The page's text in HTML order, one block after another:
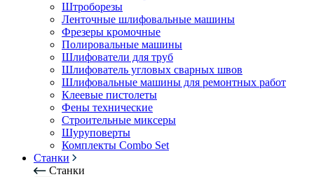
Штроборезы
Ленточные шлифовальные машины
Фрезеры кромочные
Полировальные машины
Шлифователи для труб
Шлифователь угловых сварных швов
Шлифовальные машины для ремонтных работ
Клеевые пистолеты
Фены технические
Строительные миксеры
Шуруповерты
Комплекты Combo Set
Станки
Станки